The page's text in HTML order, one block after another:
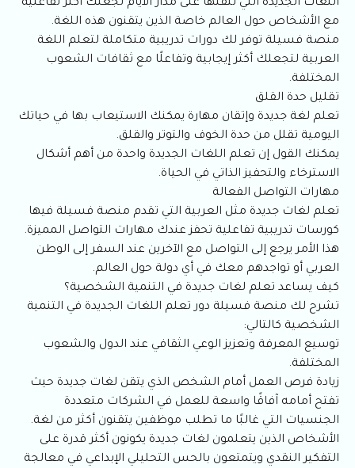
اللغات الجديدة التي تتقنها على مدار الأيام تجعلك أكثر تفاعلية
مع الأشخاص حول العالم خاصة الذين يتقنون هذه اللغة.
منصة فسيلة توفر لك دورات تدريبية متكاملة لتعلم اللغة
العربية لتجعلك أكثر إيجابية وتفاعلًا مع ثقافات الشعوب
المختلفة.
تقليل حدة القلق
تعلم لغة جديدة وإتقان مهارة يمكنك الاستيعاب بها في حياتك
اليومية تقلل من حدة الخوف والتوتر والقلق.
يمكنك القول إن تعلم اللغات الجديدة واحدة من أهم أشكال
الاسترخاء والتحفيز الذاتي في الحياة.
مهارات التواصل الفعالة
تعلم لغات جديدة مثل العربية التي تقدم منصة فسيلة فيها
كورسات تدريبية تفاعلية تحفز عندك مهارات التواصل المميزة.
هذا الأمر يرجع إلى التواصل مع الآخرين عند السفر إلى الوطن
العربي أو تواجدهم معك في أي دولة حول العالم.
كيف يساعد تعلم لغات جديدة في التنمية الشخصية؟
تشرح لك منصة فسيلة دور تعلم اللغات الجديدة في التنمية
الشخصية كالتالي:
توسيع المعرفة وتعزيز الوعي الثقافي عند الدول والشعوب
المختلفة.
زيادة فرص العمل أمام الشخص الذي يتقن لغات جديدة حيث
تفتح أمامه آفاقًا واسعة للعمل في الشركات متعددة
الجنسيات التي غالبًا ما تطلب موظفين يتقنون أكثر من لغة.
الأشخاص الذين يتعلمون لغات جديدة يكونون أكثر قدرة على
التفكير النقدي ويتمتعون بالحس التحليلي الإبداعي في معالجة